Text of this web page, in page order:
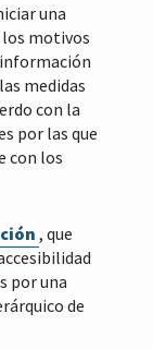
una
los motivos
medidas
con la
por las que
con los
, que
por una
de